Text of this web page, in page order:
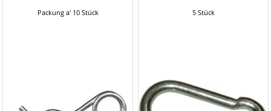
Packung a' 10 Stück 5 Stück